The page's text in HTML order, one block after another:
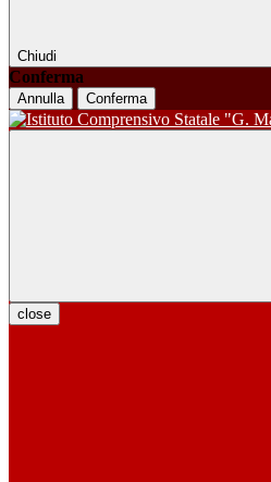
Chiudi
Conferma
Annulla Conferma
close